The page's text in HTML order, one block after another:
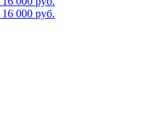
16 000 руб.